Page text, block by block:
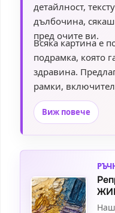
детайлност,
дълбочина,
пред очите ви.
Всяка картина е
подрамка, която
здравина.
рамки,
дизайни, които
стила на
Виж повече